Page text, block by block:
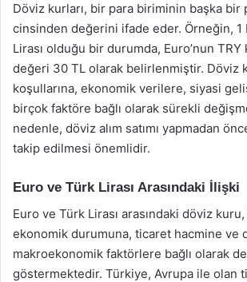
Döviz kurları, bir para biriminin başka bir
cinsinden değerini ifade eder. Örneğin, 1
Lirası olduğu bir durumda, Euro’nun TRY
değeri 30 TL olarak belirlenmiştir. Döviz
koşullarına, ekonomik verilere, siyasi
birçok faktöre bağlı olarak sürekli
nedenle, döviz alım satımı yapmadan
takip edilmesi önemlidir.
Euro ve Türk Lirası Arasındaki İlişki
Euro ve Türk Lirası arasındaki döviz
ekonomik durumuna, ticaret hacmine ve
makroekonomik faktörlere bağlı olarak
göstermektedir. Türkiye, Avrupa ile olan